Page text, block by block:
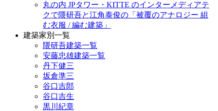
丸の内 JPタワー・KITTE のインターメディアテ
クで隈研吾と江角泰俊の「被覆のアナロジー 組
む衣服 / 編む建築」
建築家別一覧
隈研吾建築一覧
安藤忠雄建築一覧
丹下健三
坂倉準三
谷口吉郎
谷口吉生
黒川紀章